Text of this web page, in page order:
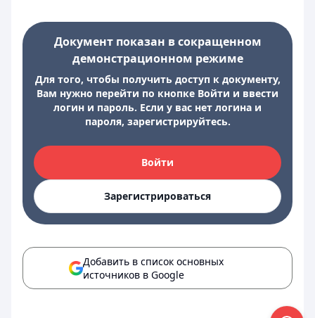
Документ показан в сокращенном
демонстрационном режиме
Для того, чтобы получить доступ к документу,
Вам нужно перейти по кнопке Войти и ввести
логин и пароль. Если у вас нет логина и
пароля, зарегистрируйтесь.
Войти
Зарегистрироваться
Добавить в список основных
источников в Google